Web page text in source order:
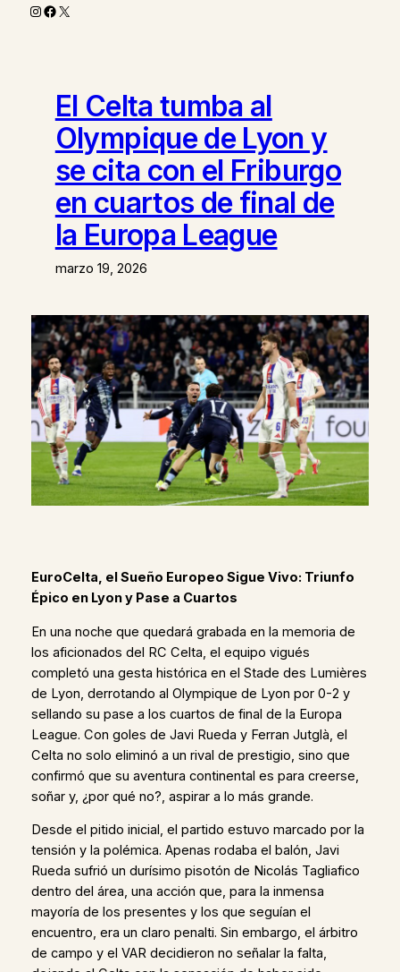
Instagram
Facebook
X
El Celta tumba al
Olympique de Lyon y
se cita con el Friburgo
en cuartos de final de
la Europa League
marzo 19, 2026
EuroCelta, el Sueño Europeo Sigue Vivo: Triunfo
Épico en Lyon y Pase a Cuartos
En una noche que quedará grabada en la memoria de
los aficionados del RC Celta, el equipo vigués
completó una gesta histórica en el Stade des Lumières
de Lyon, derrotando al Olympique de Lyon por 0-2 y
sellando su pase a los cuartos de final de la Europa
League. Con goles de Javi Rueda y Ferran Jutglà, el
Celta no solo eliminó a un rival de prestigio, sino que
confirmó que su aventura continental es para creerse,
soñar y, ¿por qué no?, aspirar a lo más grande.
Desde el pitido inicial, el partido estuvo marcado por la
tensión y la polémica. Apenas rodaba el balón, Javi
Rueda sufrió un durísimo pisotón de Nicolás Tagliafico
dentro del área, una acción que, para la inmensa
mayoría de los presentes y los que seguían el
encuentro, era un claro penalti. Sin embargo, el árbitro
de campo y el VAR decidieron no señalar la falta,